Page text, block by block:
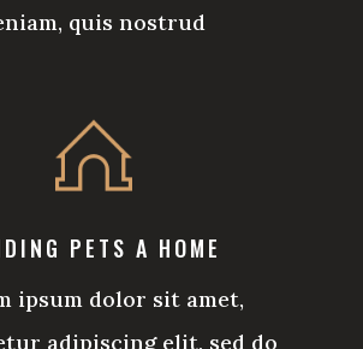
quis nostrud
PETS A HOME
ipsum dolor sit amet,
adipiscing elit, sed do